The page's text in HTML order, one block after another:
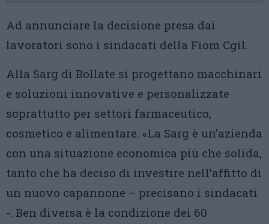
Ad annunciare la decisione presa dai
lavoratori sono i sindacati della Fiom Cgil.
Alla Sarg di Bollate si progettano macchinari
e soluzioni innovative e personalizzate
soprattutto per settori farmaceutico,
cosmetico e alimentare. «La Sarg è un’azienda
con una situazione economica più che solida,
tanto che ha deciso di investire nell’affitto di
un nuovo capannone – precisano i sindacati
-. Ben diversa è la condizione dei 60